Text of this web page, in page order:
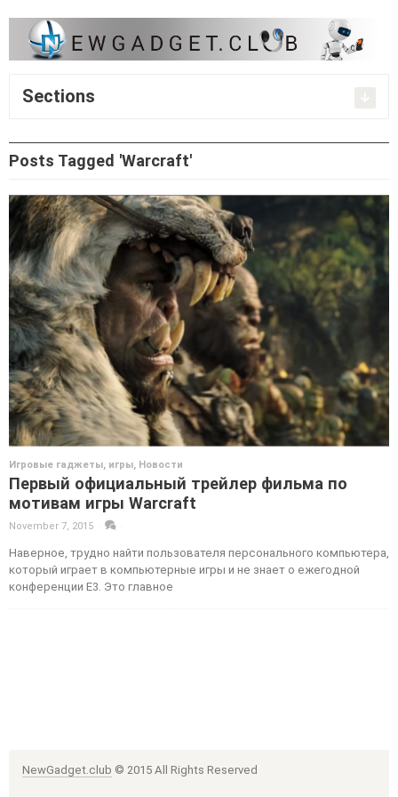
Sections
Posts Tagged 'Warcraft'
Игровые гаджеты, игры, Новости
Первый официальный трейлер фильма по
мотивам игры Warcraft
November 7, 2015
Наверное, трудно найти пользователя персонального компьютера,
который играет в компьютерные игры и не знает о ежегодной
конференции E3. Это главное
NewGadget.club © 2015 All Rights Reserved